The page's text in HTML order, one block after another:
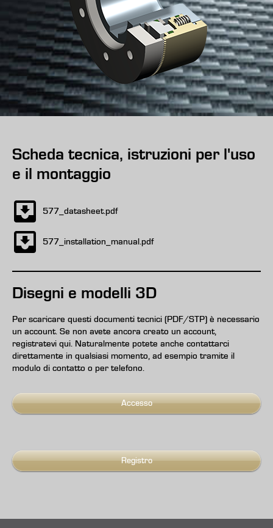
Scheda tecnica, istruzioni per l'uso
e il montaggio
577_datasheet.pdf
577_installation_manual.pdf
Disegni e modelli 3D
Per scaricare questi documenti tecnici (PDF/STP) è necessario
un account. Se non avete ancora creato un account,
registratevi qui. Naturalmente potete anche contattarci
direttamente in qualsiasi momento, ad esempio tramite il
modulo di contatto o per telefono.
Accesso
Registro